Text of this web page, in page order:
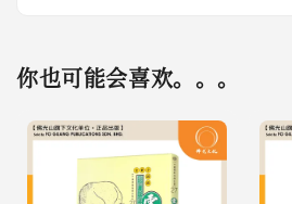
你也可能会喜欢。。。